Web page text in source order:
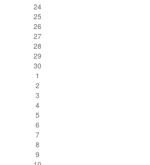
24
25
26
27
28
29
30
1
2
3
4
5
6
7
8
9